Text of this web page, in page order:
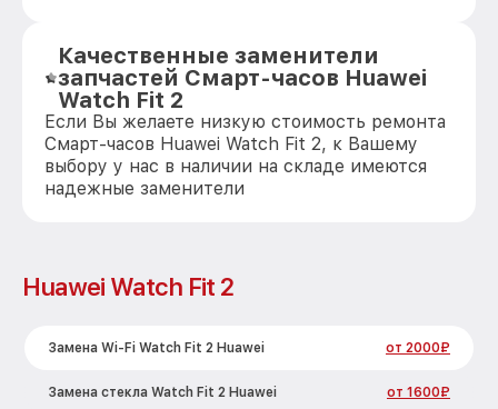
Качественные заменители
запчастей Смарт-часов Huawei
Watch Fit 2
Если Вы желаете низкую стоимость ремонта
Смарт-часов Huawei Watch Fit 2, к Вашему
выбору у нас в наличии на складе имеются
надежные заменители
Huawei Watch Fit 2
Замена Wi-Fi Watch Fit 2 Huawei от 2000₽
Замена стекла Watch Fit 2 Huawei от 1600₽